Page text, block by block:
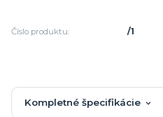
Číslo produktu: /1
Kompletné špecifikácie